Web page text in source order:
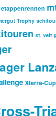
Trophy
st. veit
Xterra-Cup